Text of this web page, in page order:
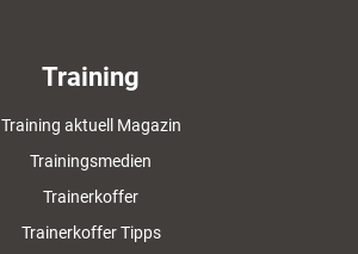
Training
Training aktuell Magazin
Trainingsmedien
Trainerkoffer
Trainerkoffer Tipps